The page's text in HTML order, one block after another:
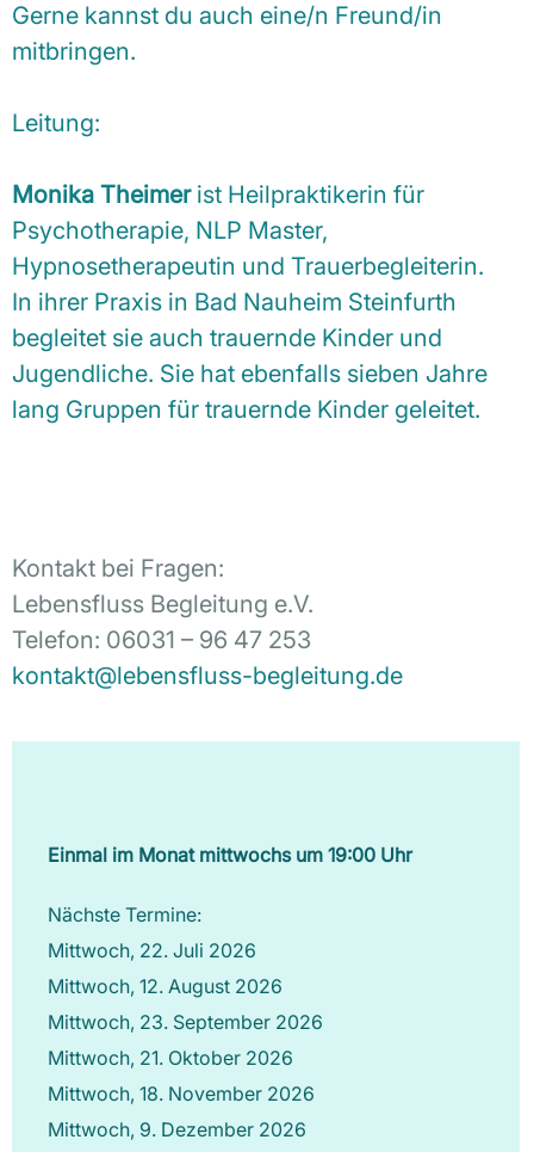
Gerne kannst du auch eine/n Freund/in
mitbringen.
Leitung:
Monika Theimer ist Heilpraktikerin für
Psychotherapie, NLP Master,
Hypnosetherapeutin und Trauerbegleiterin.
In ihrer Praxis in Bad Nauheim Steinfurth
begleitet sie auch trauernde Kinder und
Jugendliche. Sie hat ebenfalls sieben Jahre
lang Gruppen für trauernde Kinder geleitet.
Kontakt bei Fragen:
Lebensfluss Begleitung e.V.
Telefon: 06031 – 96 47 253
kontakt@lebensfluss-begleitung.de
Einmal im Monat mittwochs um 19:00 Uhr
Nächste Termine:
Mittwoch, 22. Juli 2026
Mittwoch, 12. August 2026
Mittwoch, 23. September 2026
Mittwoch, 21. Oktober 2026
Mittwoch, 18. November 2026
Mittwoch, 9. Dezember 2026